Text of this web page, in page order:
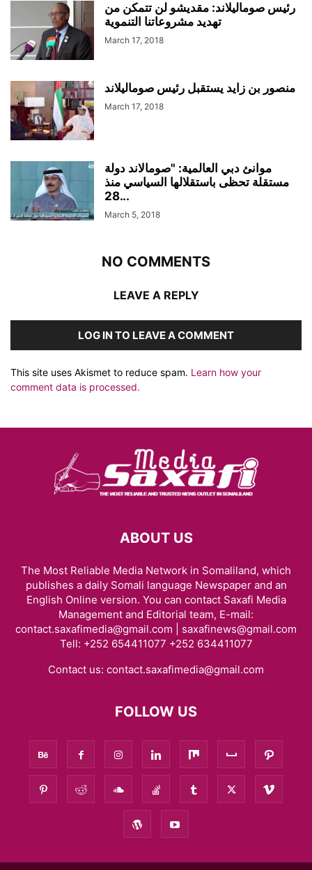
رئيس صوماليلاند: مقديشو لن تتمكن من
تهديد مشروعاتنا التنموية
March 17, 2018
منصور بن زايد يستقبل رئيس صوماليلاند
March 17, 2018
موانئ دبي العالمية: "صومالاند دولة
مستقلة تحظى باستقلالها السياسي منذ
28...
March 5, 2018
NO COMMENTS
LEAVE A REPLY
LOG IN TO LEAVE A COMMENT
This site uses Akismet to reduce spam. Learn how your
comment data is processed.
ABOUT US
The Most Reliable Media Network in Somaliland, which
publishes a daily Somali language Newspaper and an
English Online version. You can contact Saxafi Media
Management and Editorial team, E-mail:
contact.saxafimedia@gmail.com | saxafinews@gmail.com
Tell: +252 654411077 +252 634411077
Contact us: contact.saxafimedia@gmail.com
FOLLOW US